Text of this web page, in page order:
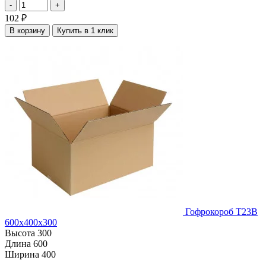
- +
102 ₽
В корзину Купить в 1 клик
Гофрокороб Т23В
600х400х300
Высота 300
Длина 600
Ширина 400